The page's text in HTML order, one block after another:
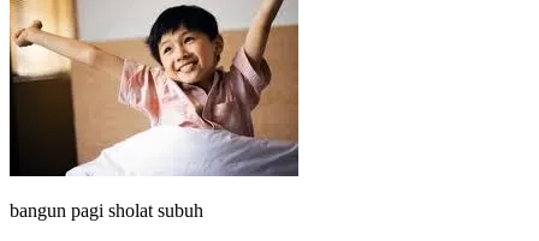
bangun pagi sholat subuh